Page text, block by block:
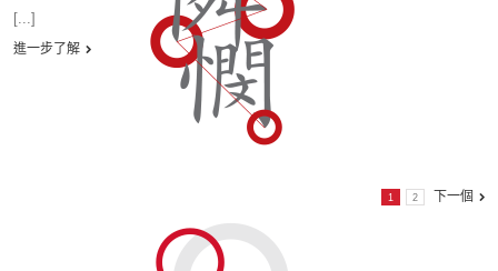
[...]
進一步了解
1 2 下一個